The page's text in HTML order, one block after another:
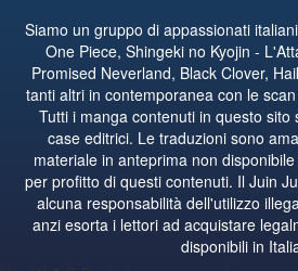
Siamo un gruppo di appassionati
One Piece, Shingeki no Kyojin -
Promised Neverland, Black Clover,
tanti altri in contemporanea con le
Tutti i manga contenuti in questo sito
case editrici. Le traduzioni sono
materiale in anteprima non
per profitto di questi contenuti. Il Juin
alcuna responsabilità dell'utilizzo
anzi esorta i lettori ad acquistare
disponibili in